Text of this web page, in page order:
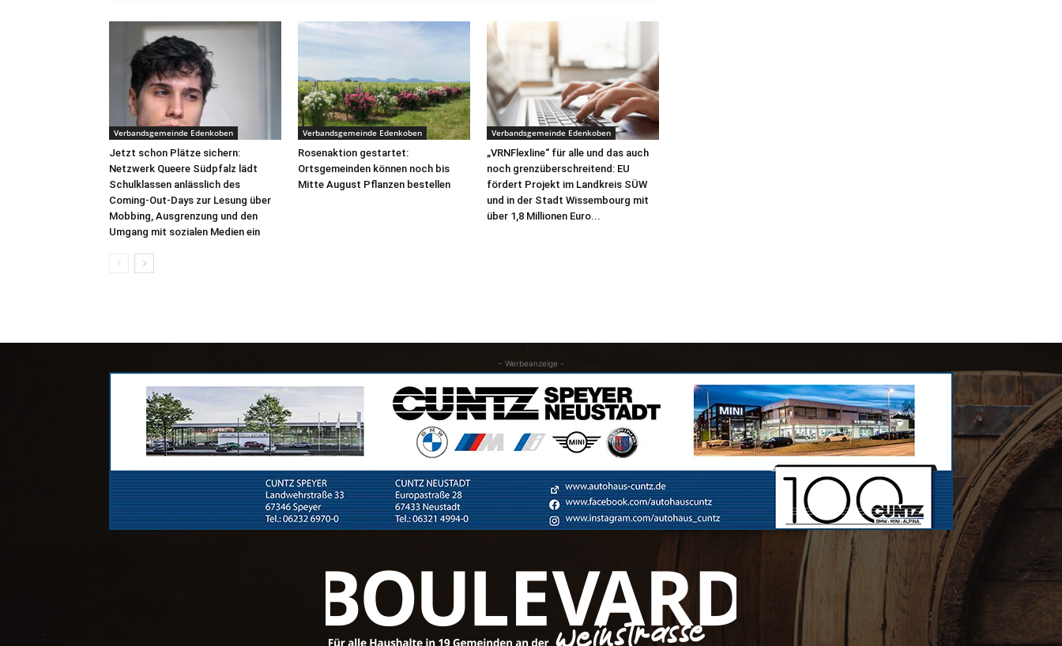
Verbandsgemeinde Edenkoben
Jetzt schon Plätze sichern:
Netzwerk Queere Südpfalz lädt
Schulklassen anlässlich des
Coming-Out-Days zur Lesung über
Mobbing, Ausgrenzung und den
Umgang mit sozialen Medien ein
Verbandsgemeinde Edenkoben
Rosenaktion gestartet:
Ortsgemeinden können noch bis
Mitte August Pflanzen bestellen
Verbandsgemeinde Edenkoben
„VRNFlexline“ für alle und das auch
noch grenzüberschreitend: EU
fördert Projekt im Landkreis SÜW
und in der Stadt Wissembourg mit
über 1,8 Millionen Euro...
- Werbeanzeige -